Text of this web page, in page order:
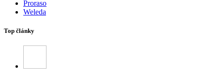
Proraso
Weleda
Top články